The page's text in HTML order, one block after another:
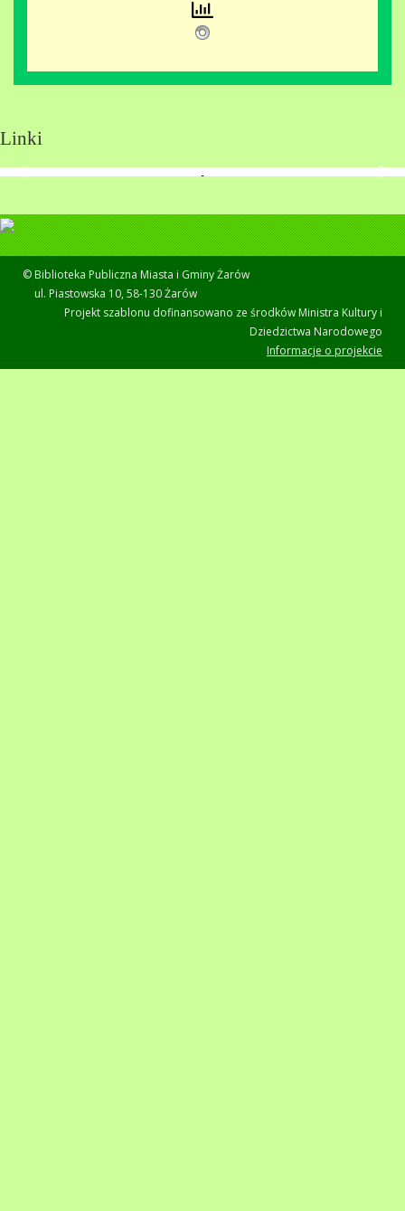
Linki
© Biblioteka Publiczna Miasta i Gminy Żarów
ul. Piastowska 10, 58-130 Żarów
Projekt szablonu dofinansowano ze środków Ministra Kultury i
Dziedzictwa Narodowego
Informacje o projekcie